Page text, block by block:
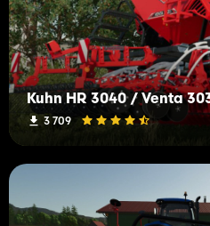
Kuhn HR 3040 / Venta
3 709